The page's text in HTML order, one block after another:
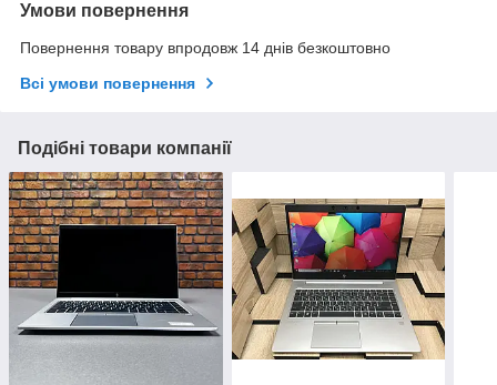
Умови повернення
Повернення товару впродовж 14 днів безкоштовно
Всі умови повернення
Подібні товари компанії